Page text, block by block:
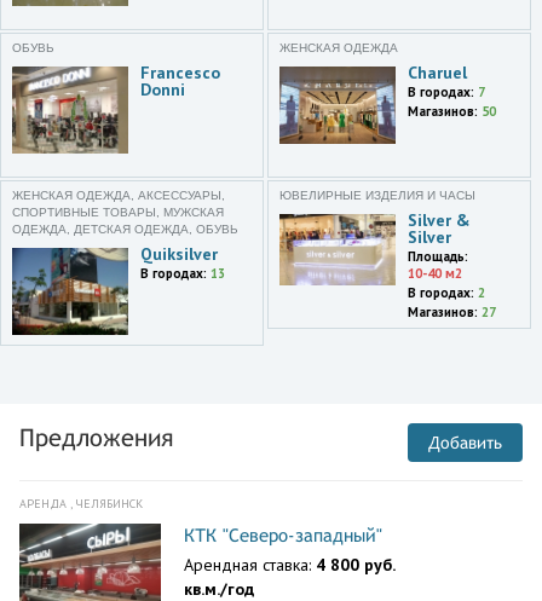
ОБУВЬ
Francesco
Donni
ЖЕНСКАЯ ОДЕЖДА
Charuel
В городах: 7
Магазинов: 50
ЖЕНСКАЯ ОДЕЖДА, АКСЕССУАРЫ,
СПОРТИВНЫЕ ТОВАРЫ, МУЖСКАЯ
ОДЕЖДА, ДЕТСКАЯ ОДЕЖДА, ОБУВЬ
Quiksilver
В городах: 13
ЮВЕЛИРНЫЕ ИЗДЕЛИЯ И ЧАСЫ
Silver &
Silver
Площадь:
10-40 м2
В городах: 2
Магазинов: 27
Предложения Добавить
АРЕНДА , ЧЕЛЯБИНСК
КТК "Северо-западный"
Арендная ставка: 4 800 руб.
кв.м./год